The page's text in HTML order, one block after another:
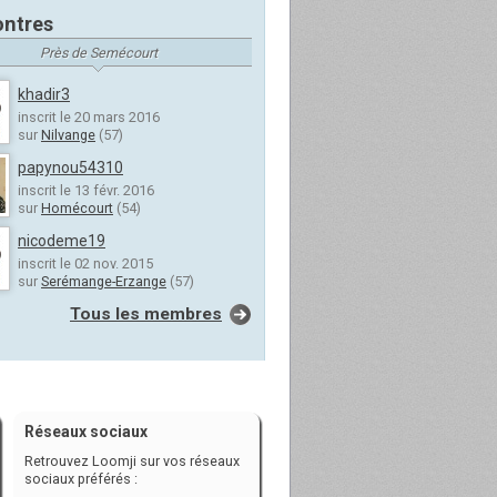
Près de Semécourt
khadir3
inscrit le 20 mars 2016
sur Nilvange (57)
papynou54310
inscrit le 13 févr. 2016
sur Homécourt (54)
nicodeme19
inscrit le 02 nov. 2015
sur Serémange-Erzange (57)
Tous les membres
Réseaux sociaux
Retrouvez Loomji sur vos réseaux
sociaux préférés :